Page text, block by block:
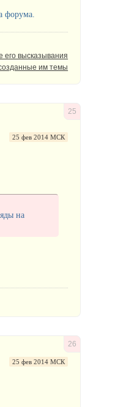
форума.
его высказывания
им темы
25
25 фев 2014 МСК
на
26
25 фев 2014 МСК